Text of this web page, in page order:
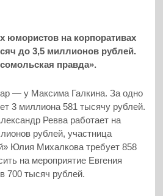
юмористов на корпоративах
до 3,5 миллионов рублей.
правда».
— у Максима Галкина. За одно
3 миллиона 581 тысячу рублей.
Ревва работает на
рублей, участница
Юлия Михалкова требует 858
на мероприятие Евгения
700 тысяч рублей.